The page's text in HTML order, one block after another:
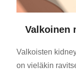
Valkoinen
Valkoisten
on vieläkin